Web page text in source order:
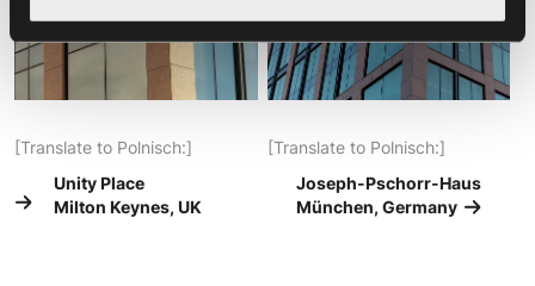
[Translate to Polnisch:]
[Translate to Polnisch:]
Unity Place
Milton Keynes, UK
Joseph-Pschorr-Haus
München, Germany